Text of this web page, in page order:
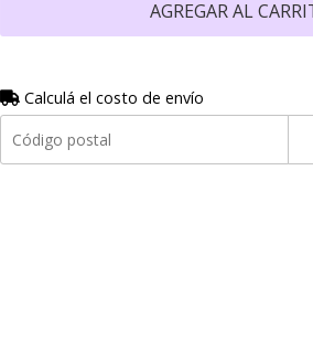
AGREGAR AL
Calculá el costo de envío